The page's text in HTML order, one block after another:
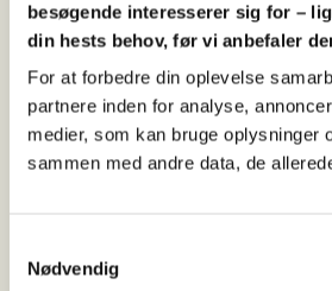
besøgende interesserer sig for –
din hests behov, før vi anbefaler
For at forbedre din oplevelse
partnere inden for analyse,
medier, som kan bruge oplysninger
sammen med andre data, de
Nødvendig
På lager